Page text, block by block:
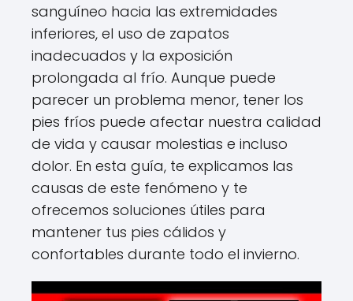
sanguíneo hacia las extremidades
inferiores, el uso de zapatos
inadecuados y la exposición
prolongada al frío. Aunque puede
parecer un problema menor, tener los
pies fríos puede afectar nuestra calidad
de vida y causar molestias e incluso
dolor. En esta guía, te explicamos las
causas de este fenómeno y te
ofrecemos soluciones útiles para
mantener tus pies cálidos y
confortables durante todo el invierno.